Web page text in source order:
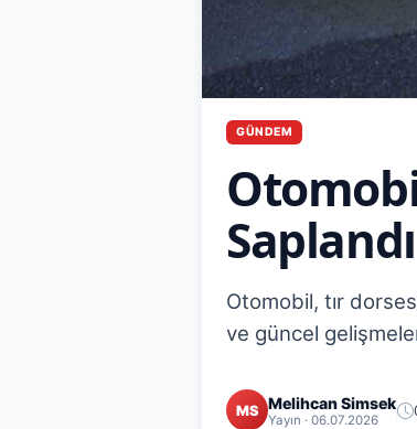
GÜNDEM
Otomobil, tır
ve güncel
MS Melihcan Simsek
Yayın · 06.07.2026